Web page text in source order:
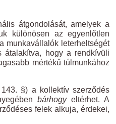
átgondolását, amelyek a
különösen az egyenlőtlen
munkavállalók leterheltségét
átalakítva, hogy a rendkívüli
mértékű túlmunkához
§) a kollektív szerződés
bárhogyeltérhet. A
felek alkuja, érdekei,